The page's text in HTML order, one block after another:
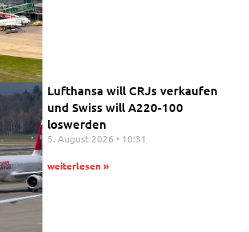
Lufthansa will CRJs verkaufen
und Swiss will A220-100
loswerden
5. August 2026 10:31
weiterlesen »